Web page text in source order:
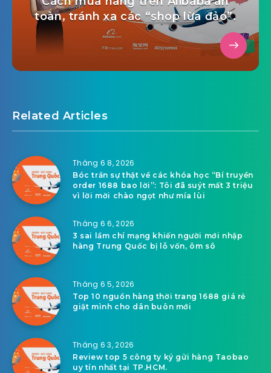
toàn, tránh xa các “shop lừa đảo”.
Related Articles
Tháng 6 8, 2026
Bóc trần sự thật về các khóa học “Bí truyền
order 1688 bao lời”: Tôi đã suýt mất 3 triệu
vì lời mời chào ngọt như mía lùi
Tháng 6 6, 2026
3 sai lầm chí mạng khiến người mới nhập
hàng Trung Quốc bị lỗ vốn, ôm sô
Tháng 6 5, 2026
Top 10 nguồn hàng thời trang 1688 giá rẻ
giật mình cho dân buôn mới
Tháng 6 3, 2026
Review top 5 công ty ký gửi hàng Taobao
uy tín nhất tại TP.HCM.